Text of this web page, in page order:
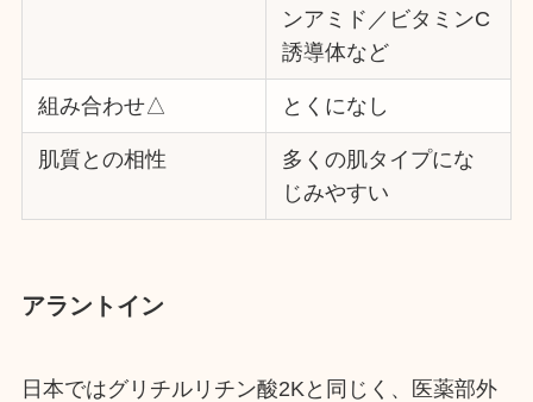
ンアミド／ビタミンC
誘導体など
組み合わせ△ とくになし
肌質との相性
多くの肌タイプにな
じみやすい
アラントイン
日本ではグリチルリチン酸2Kと同じく、医薬部外